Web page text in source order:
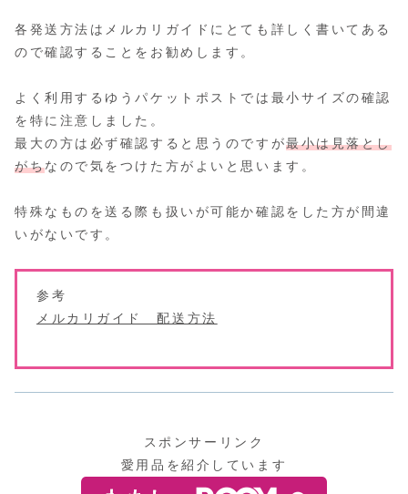
各発送方法はメルカリガイドにとても詳しく書いてある
ので確認することをお勧めします。
よく利用するゆうパケットポストでは最小サイズの確認
を特に注意しました。
最大の方は必ず確認すると思うのですが最小は見落とし
がちなので気をつけた方がよいと思います。
特殊なものを送る際も扱いが可能か確認をした方が間違
いがないです。
参考
メルカリガイド 配送方法
スポンサーリンク
愛用品を紹介しています